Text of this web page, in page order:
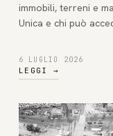
immobili, terreni e
Unica e chi può
6 LUGLIO 2026
LEGGI →